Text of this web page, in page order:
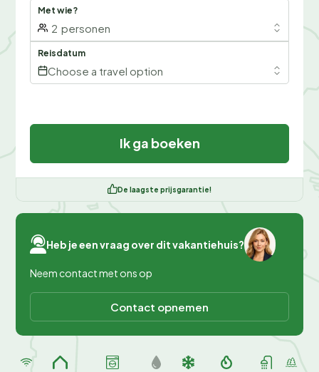
Met wie?
2 personen
Reisdatum
Choose a travel option
Ik ga boeken
De laagste prijsgarantie!
Heb je een vraag over dit vakantiehuis?
Neem contact met ons op
Contact opnemen